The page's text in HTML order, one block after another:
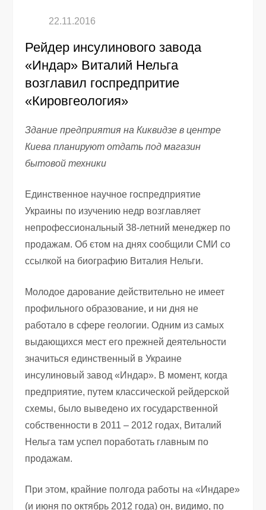
Рейдер инсулинового завода
«Индар» Виталий Нельга
возглавил госпредпритие
«Кировгеология»
Здание предприятия на Киквидзе в центре
Киева планируют отдать под магазин
бытовой техники
Единственное научное госпредприятие
Украины по изучению недр возглавляет
непрофессиональный 38-летний менеджер по
продажам. Об єтом на днях сообщили СМИ со
ссылкой на биографию Виталия Нельги.
Молодое дарование действительно не имеет
профильного образование, и ни дня не
работало в сфере геологии. Одним из самых
выдающихся мест его прежней деятельности
значиться единственный в Украине
инсулиновый завод «Индар». В момент, когда
предприятие, путем классической рейдерской
схемы, было выведено их государственной
собственности в 2011 – 2012 годах, Виталий
Нельга там успел поработать главным по
продажам.
При этом, крайние полгода работы на «Индаре»
(и июня по октябрь 2012 года) он, видимо, по